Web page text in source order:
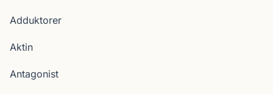
Adduktorer
Aktin
Antagonist